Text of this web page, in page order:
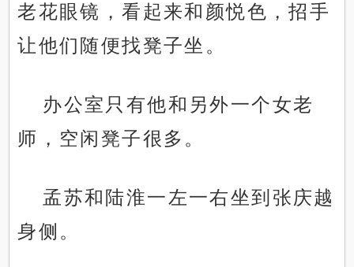
老花眼镜，看起来和颜悦色，招手
让他们随便找凳子坐。
办公室只有他和另外一个女老
师，空闲凳子很多。
孟苏和陆淮一左一右坐到张庆越
身侧。